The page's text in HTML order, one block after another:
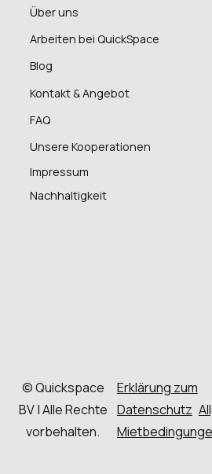
Über uns
Arbeiten bei QuickSpace
Blog
Kontakt & Angebot
FAQ
Unsere Kooperationen
Impressum
Nachhaltigkeit
© Quickspace
BV | Alle Rechte
vorbehalten.
Erklärung zum
Datenschutz